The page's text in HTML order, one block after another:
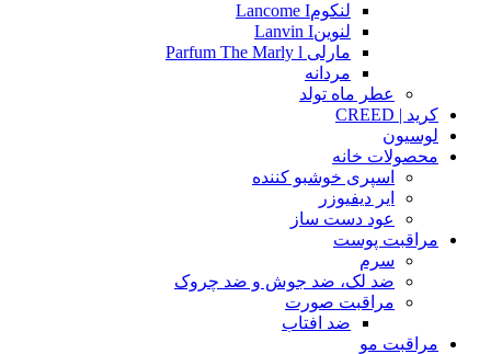
لنکومLancome I
لنوینLanvin I
مارلی Parfum The Marly l
مردانه
عطر ماه تولد
کرید | CREED
لوسیون
محصولات خانه
اسپری خوشبو کننده
ایر دیفیوزر
عود دست ساز
مراقبت پوست
سرم
ضد لک، ضد جوش و ضد چروک
مراقبت صورت
ضد افتاب
مراقبت مو